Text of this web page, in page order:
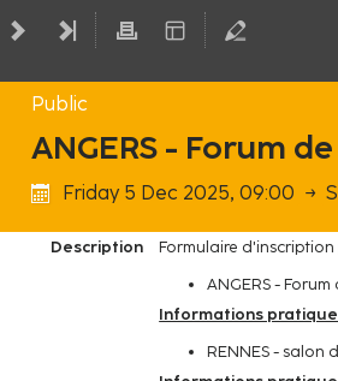
Public
ANGERS - Forum
Friday 5 Dec 2025, 09:00 →
Description
Formulaire
ANGERS -
Informations
RENNES - salon